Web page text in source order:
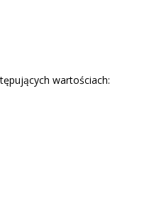
wartościach: